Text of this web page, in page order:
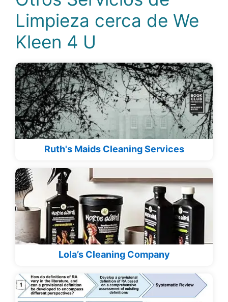
Limpieza cerca de We
Kleen 4 U
Ruth's Maids Cleaning Services
Lola’s Cleaning Company